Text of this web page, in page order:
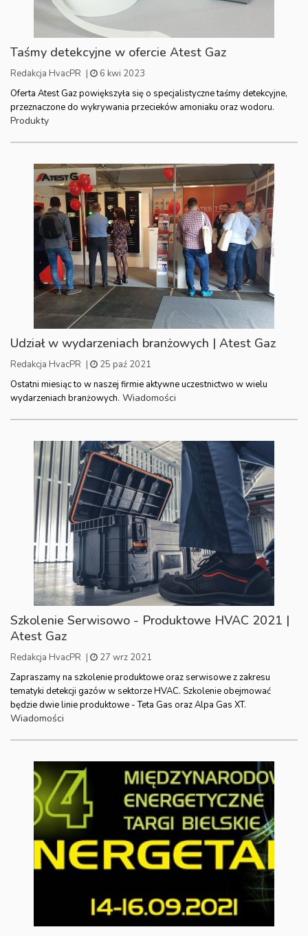
Taśmy detekcyjne w ofercie Atest Gaz
Redakcja HvacPR |
6 kwi 2023
Oferta Atest Gaz powiększyła się o specjalistyczne taśmy detekcyjne,
przeznaczone do wykrywania przecieków amoniaku oraz wodoru.
Produkty
Udział w wydarzeniach branżowych | Atest Gaz
Redakcja HvacPR |
25 paź 2021
Ostatni miesiąc to w naszej firmie aktywne uczestnictwo w wielu
wydarzeniach branżowych. Wiadomości
Szkolenie Serwisowo - Produktowe HVAC 2021 |
Atest Gaz
Redakcja HvacPR |
27 wrz 2021
Zapraszamy na szkolenie produktowe oraz serwisowe z zakresu
tematyki detekcji gazów w sektorze HVAC. Szkolenie obejmować
będzie dwie linie produktowe - Teta Gas oraz Alpa Gas XT.
Wiadomości